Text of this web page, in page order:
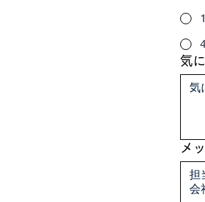
気
メ